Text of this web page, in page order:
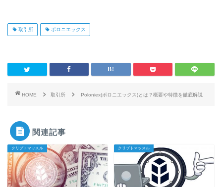
取引所 ポロニエックス
HOME 取引所 Poloniex(ポロニエックス)とは？概要や特徴を徹底解説
関連記事
クリプトマッスル クリプトマッスル